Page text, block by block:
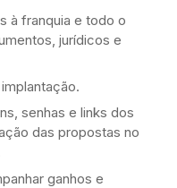
à franquia e todo o
jurídicos e
senhas e links dos
das propostas no
ganhos e